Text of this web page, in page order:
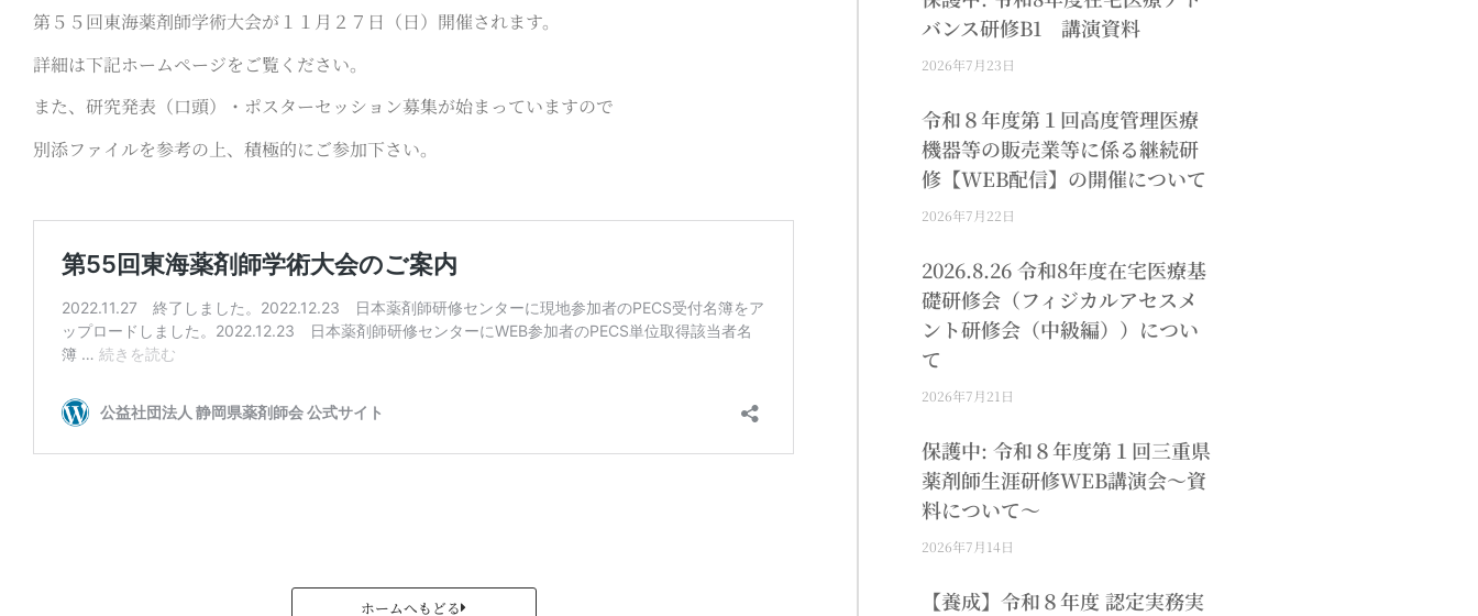
第５５回東海薬剤師学術大会が１１月２７日（日）開催されます。
詳細は下記ホームページをご覧ください。
また、研究発表（口頭）・ポスターセッション募集が始まっていますので
別添ファイルを参考の上、積極的にご参加下さい。
ホームへもどる
バンス研修B1 講演資料
2026年7月23日
令和８年度第１回高度管理医療
機器等の販売業等に係る継続研
修【WEB配信】の開催について
2026年7月22日
2026.8.26 令和8年度在宅医療基
礎研修会（フィジカルアセスメ
ント研修会（中級編））につい
て
2026年7月21日
保護中: 令和８年度第１回三重県
薬剤師生涯研修WEB講演会～資
料について～
2026年7月14日
【養成】令和８年度 認定実務実